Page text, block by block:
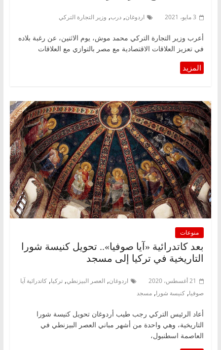
3 مايو، 2021 اردوغان, درب, وزير التجارة التركي
أعرب وزير التجارة التركي محمد موش، يوم الاثنين، عن رغبة بلاده
في تعزيز العلاقات الاقتصادية مع مصر بالتوازي مع العلاقات
منوعات
بعد كاتدرائية «آيا صوفيا».. تحويل كنيسة شورا
التاريخية في تركيا إلى مسجد
21 أغسطس، 2020 اردوغان, العصر البيزنطي, تركيا, كاتدرائية آيا
صوفيا, كنيسة شورا, مسجد
أعاد الرئيس التركي رجب طيب أردوغان تحويل كنيسة شورا
التاريخية، وهي واحدة من أشهر مباني العصر البيزنطي في
العاصمة اسطنبول،